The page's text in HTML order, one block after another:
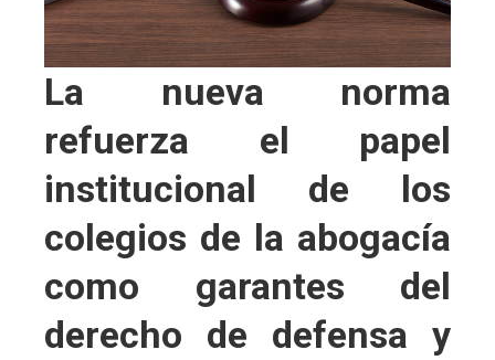
La nueva norma
refuerza el papel
institucional de los
colegios de la abogacía
como garantes del
derecho de defensa y